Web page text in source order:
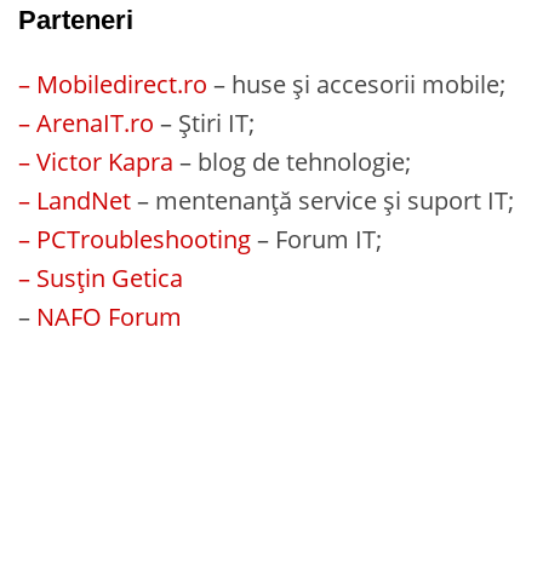
Parteneri
– Mobiledirect.ro – huse și accesorii mobile;
– ArenaIT.ro – Știri IT;
– Victor Kapra – blog de tehnologie;
– LandNet– mentenanță service și suport IT;
– PCTroubleshooting– Forum IT;
– Susțin Getica
– NAFO Forum